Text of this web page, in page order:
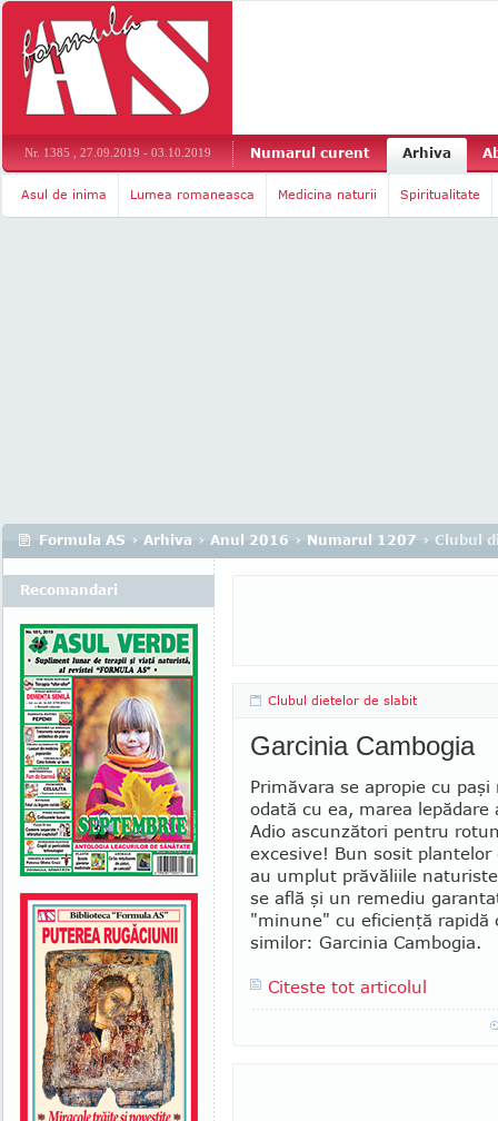
Nr. 1385 , 27.09.2019 - 03.10.2019 Numarul curent Arhiva
Asul de inima Lumea romaneasca Medicina naturii Spiritualitate
Formula AS › Arhiva › Anul 2016 › Numarul 1207 › Clubul
Clubul dietelor de slabit
Garcinia Cambogia
Primăvara se apropie cu paşi
odată cu ea, marea le­pă­dare
Adio ascunzători pentru
excesive! Bun sosit plantelor
au umplut pră­văliile
se află şi un remediu
"minune" cu eficienţă
similor: Garcinia Cam­bo­gia.
Citeste tot articolul
Recomandari